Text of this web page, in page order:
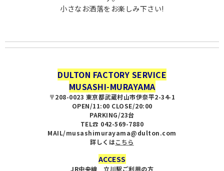
小さなお洒落をお楽しみ下さい!
DULTON FACTORY SERVICE
MUSASHI-MURAYAMA
〒208-0023 東京都武蔵村山市伊奈平2-34-1
OPEN/11:00 CLOSE/20:00
PARKING/23台
TEL☎︎ 042-569-7880
MAIL/musashimurayama@dulton.com
詳しくはこちら
ACCESS
JR中央線 立川駅ご利用の方